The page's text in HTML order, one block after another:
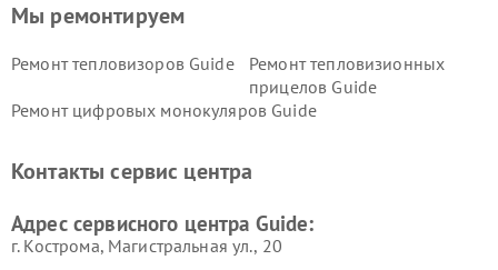
Мы ремонтируем
Ремонт тепловизоров Guide
Ремонт тепловизионных
прицелов Guide
Ремонт цифровых монокуляров Guide
Контакты сервис центра
Адрес сервисного центра Guide:
г. Кострома, Магистральная ул., 20